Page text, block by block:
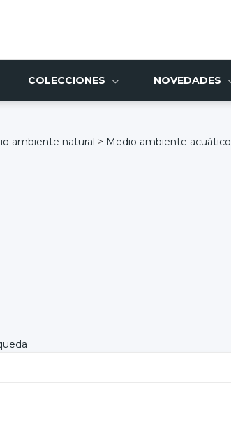
COLECCIONES NOVEDADES
ambiente natural > Medio ambiente acuático